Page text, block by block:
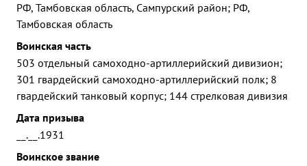
РФ, Тамбовская область, Сампурский район; РФ,
Тамбовская область
Воинская часть
503 отдельный самоходно-артиллерийский дивизион;
301 гвардейский самоходно-артиллерийский полк; 8
гвардейский танковый корпус; 144 стрелковая дивизия
Дата призыва
__.__.1931
Воинское звание